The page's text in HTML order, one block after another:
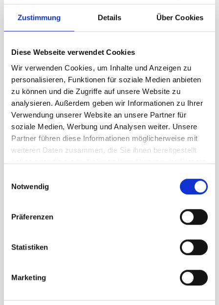
Zustimmung Details Über Cookies
Diese Webseite verwendet Cookies
Wir verwenden Cookies, um Inhalte und Anzeigen zu
personalisieren, Funktionen für soziale Medien anbieten
zu können und die Zugriffe auf unsere Website zu
analysieren. Außerdem geben wir Informationen zu Ihrer
Verwendung unserer Website an unsere Partner für
soziale Medien, Werbung und Analysen weiter. Unsere
Partner führen diese Informationen möglicherweise mit
weiteren Daten zusammen, die Sie ihnen bereitgestellt
haben oder die sie im Rahmen Ihrer Nutzung der Dienste
Notwendig
Präferenzen
Statistiken
Marketing
Artikelnummer LB_2654780015
34
UVP109,95 €
unser Preis ab:76,97 € -30%
Menge